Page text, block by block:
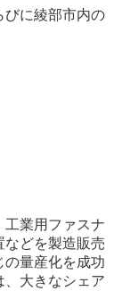
びに綾部市内の
業用ファスナ
などを製造販売
の量産化を成功
、大きなシェア